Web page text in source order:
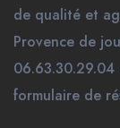
de qualité et
Provence de
formulaire de